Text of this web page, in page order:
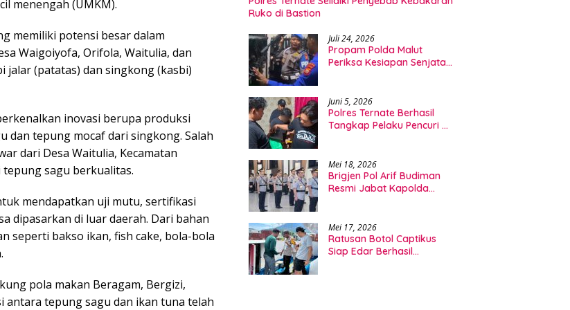
menengah (UMKM).
memiliki potensi besar dalam
Waigoiyofa, Orifola, Waitulia, dan
(patatas) dan singkong (kasbi)
inovasi berupa produksi
dan tepung mocaf dari singkong. Salah
dari Desa Waitulia, Kecamatan
sagu berkualitas.
mendapatkan uji mutu, sertifikasi
dipasarkan di luar daerah. Dari bahan
seperti bakso ikan, fish cake, bola-bola
pola makan Beragam, Bergizi,
antara tepung sagu dan ikan tuna telah
Ruko di Bastion
Juli 24, 2026
Propam Polda Malut
Periksa Kesiapan Senjata
Juni 5, 2026
Polres Ternate Berhasil
Tangkap Pelaku Pencuri HP
Mei 18, 2026
Brigjen Pol Arif Budiman
Resmi Jabat Kapolda
Mei 17, 2026
Ratusan Botol Captikus
Siap Edar Berhasil